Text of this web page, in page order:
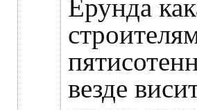
Ерунда
везде